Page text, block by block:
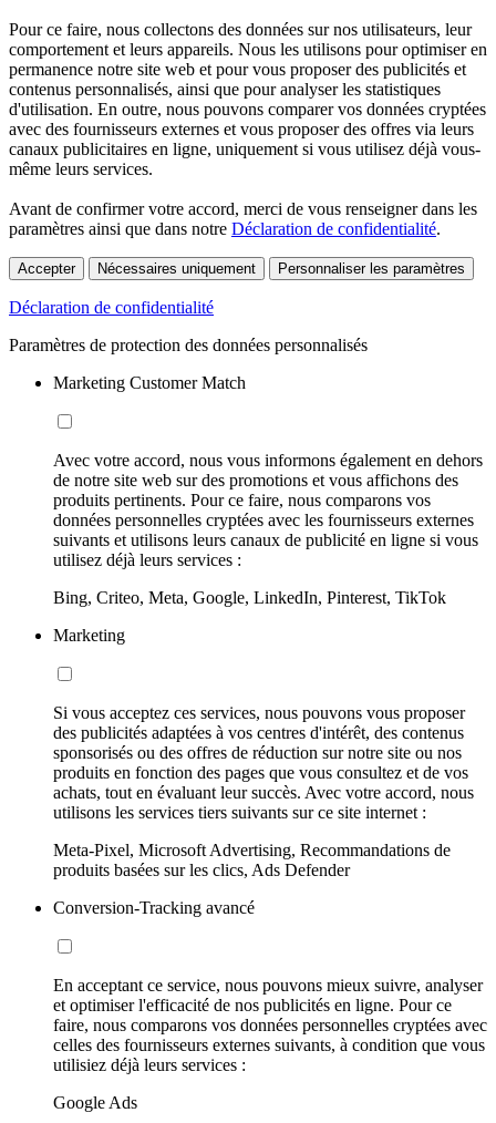
Pour ce faire, nous collectons des données sur nos utilisateurs, leur
comportement et leurs appareils. Nous les utilisons pour optimiser en
permanence notre site web et pour vous proposer des publicités et
contenus personnalisés, ainsi que pour analyser les statistiques
d'utilisation. En outre, nous pouvons comparer vos données cryptées
avec des fournisseurs externes et vous proposer des offres via leurs
canaux publicitaires en ligne, uniquement si vous utilisez déjà vous-
même leurs services.
Avant de confirmer votre accord, merci de vous renseigner dans les
paramètres ainsi que dans notre Déclaration de confidentialité.
Accepter Nécessaires uniquement Personnaliser les paramètres
Déclaration de confidentialité
Paramètres de protection des données personnalisés
Marketing Customer Match
Avec votre accord, nous vous informons également en dehors
de notre site web sur des promotions et vous affichons des
produits pertinents. Pour ce faire, nous comparons vos
données personnelles cryptées avec les fournisseurs externes
suivants et utilisons leurs canaux de publicité en ligne si vous
utilisez déjà leurs services :
Bing, Criteo, Meta, Google, LinkedIn, Pinterest, TikTok
Marketing
Si vous acceptez ces services, nous pouvons vous proposer
des publicités adaptées à vos centres d'intérêt, des contenus
sponsorisés ou des offres de réduction sur notre site ou nos
produits en fonction des pages que vous consultez et de vos
achats, tout en évaluant leur succès. Avec votre accord, nous
utilisons les services tiers suivants sur ce site internet :
Meta-Pixel, Microsoft Advertising, Recommandations de
produits basées sur les clics, Ads Defender
Conversion-Tracking avancé
En acceptant ce service, nous pouvons mieux suivre, analyser
et optimiser l'efficacité de nos publicités en ligne. Pour ce
faire, nous comparons vos données personnelles cryptées avec
celles des fournisseurs externes suivants, à condition que vous
utilisiez déjà leurs services :
Google Ads